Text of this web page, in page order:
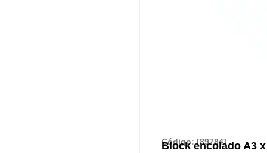
Código: [89784]
Block encolado A3